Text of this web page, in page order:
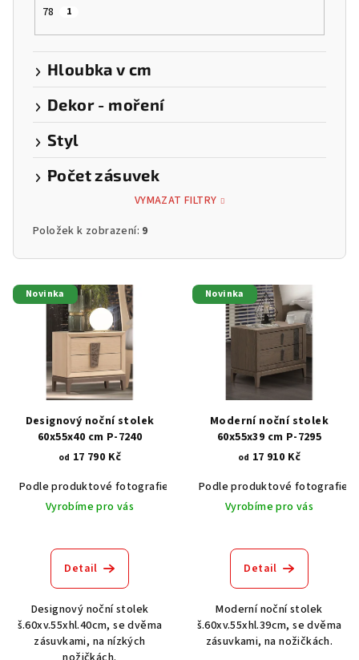
78 1
Hloubka v cm
Dekor - moření
Styl
Počet zásuvek
VYMAZAT FILTRY
Položek k zobrazení: 9
V
ý
Novinka
Designový noční stolek
60x55x40 cm P-7240
od 17 790 Kč
Podle produktové fotografie
Akát vintage BT1551
Dub světlý
Vyrobíme pro vás
Detail
Designový noční stolek
š.60xv.55xhl.40cm, se dvěma
zásuvkami, na nízkých
Novinka
Moderní noční stolek
60x55x39 cm P-7295
od 17 910 Kč
Podle produktové fotografie
Vyrobíme pro vás
Detail
Moderní noční stolek
š.60xv.55xhl.39cm, se dvěma
zásuvkami, na nožičkách.